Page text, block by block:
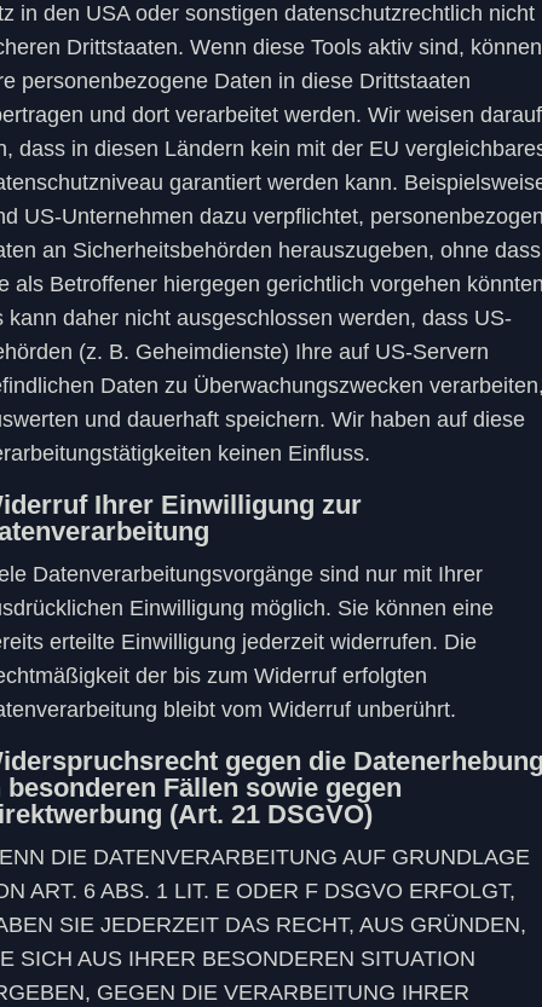
in den USA oder sonstigen datenschutzrechtlich nicht
Drittstaaten. Wenn diese Tools aktiv sind, können
personenbezogene Daten in diese Drittstaaten
und dort verarbeitet werden. Wir weisen darauf
dass in diesen Ländern kein mit der EU
garantiert werden kann.
US-Unternehmen dazu verpflichtet,
an Sicherheitsbehörden herauszugeben, ohne dass
als Betroffener hiergegen gerichtlich vorgehen
kann daher nicht ausgeschlossen werden, dass US-
(z. B. Geheimdienste) Ihre auf US-Servern
Daten zu Überwachungszwecken
und dauerhaft speichern. Wir haben auf diese
keinen Einfluss.
Ihrer Einwilligung zur
Datenverarbeitungsvorgänge sind nur mit Ihrer
Einwilligung möglich. Sie können eine
erteilte Einwilligung jederzeit widerrufen. Die
der bis zum Widerruf erfolgten
bleibt vom Widerruf unberührt.
gegen die
besonderen Fällen sowie gegen
(Art. 21 DSGVO)
DIE DATENVERARBEITUNG AUF GRUNDLAGE
ART. 6 ABS. 1 LIT. E ODER F DSGVO ERFOLGT,
SIE JEDERZEIT DAS RECHT, AUS GRÜNDEN,
SICH AUS IHRER BESONDEREN SITUATION
GEGEN DIE VERARBEITUNG IHRER